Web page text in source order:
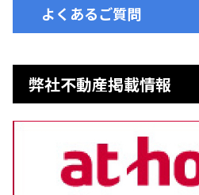
よくあるご質問
弊社不動産掲載情報